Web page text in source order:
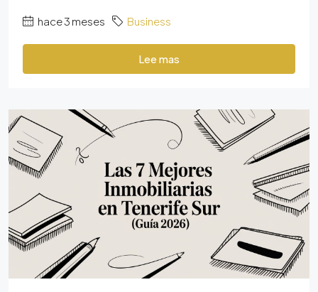
hace 3 meses Business
Lee mas